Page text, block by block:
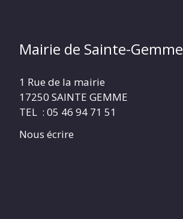
Mairie de Sainte-Gemme
1 Rue de la mairie
17250 SAINTE GEMME
TEL : 05 46 94 71 51
Nous écrire